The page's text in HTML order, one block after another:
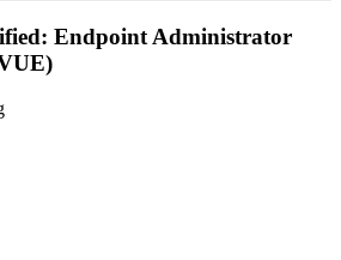
Endpoint Administrator